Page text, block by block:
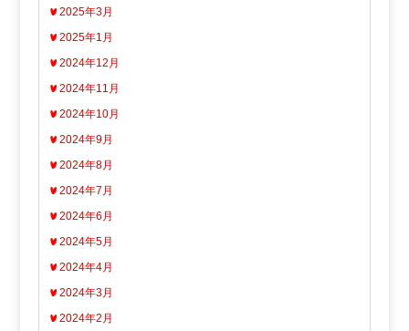
2025年3月
2025年1月
2024年12月
2024年11月
2024年10月
2024年9月
2024年8月
2024年7月
2024年6月
2024年5月
2024年4月
2024年3月
2024年2月